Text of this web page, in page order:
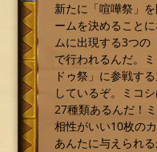
新たに「喧嘩祭」
ームを決めること
ムに出現する3つの
で行われるんだ。
ドゥ祭」に参戦す
しているぞ。ミコ
27種類あるんだ！
相性がいい10枚の
あんたに与えられる